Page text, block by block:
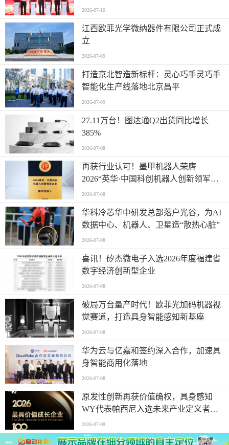
2026-07-10
江西欧菲光学微纳器件有限公司正式成
立
2026-07-09
打造京北智造新标杆：灵心巧手灵巧手
智能化生产线落地北京昌平
2026-07-09
27.11万台！图达通Q2出货同比增长
385%
2026-07-08
再获行业认可！墨甲机器人荣膺
2026“英华·中国科创机器人创新领军企
业”全产业链智能出海标杆
2026-07-08
华科冷芯华中研发总部落户光谷，为AI
数据中心、机器人、卫星造“散热心脏”
2026-07-08
喜讯！矽杰微电子入选2026年度福建省
数字经济创新型企业
2026-07-08
破局万台量产时代！欧菲光加码机器视
觉赛道，打造具身智能感知新基座
2026-07-08
华为云与亿嘉和签约深入合作，加速具
身智能商用化落地
2026-07-08
原发性创新再获价值确权，具身感知
WY代表帕西尼入选未来产业定义者榜
单
2026-07-08